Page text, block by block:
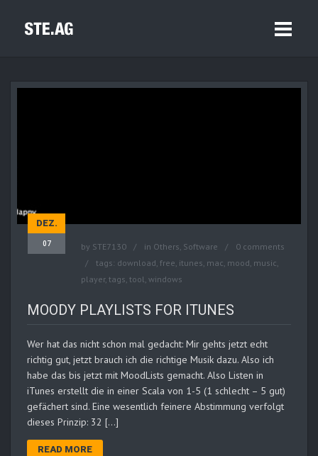
DEZ.
07 by STE7130 in Others, Software
0 comments
tags: download, free, itunes, mac, mood, music,
player, tags, tool, windows
MOODY PLAYLISTS FOR ITUNES
Wer hat das nicht schon mal gedacht: Mir gehts jetzt echt
richtig gut, jetzt brauch ich die richtige Musik dazu. Also ich
habe das bis jetzt mit MoodLists gemacht. Also Listen in
iTunes erstellt die in einer Scala von 1-5 (1 schlecht – 5 gut)
gefächert sind. Eine wesentlich feinere Abstimmung verfolgt
dieses Prinzip: 32 […]
READ MORE